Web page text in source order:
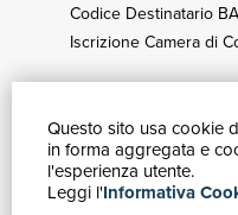
Questo sito usa cookie
in forma aggregata e
l'esperienza utente.
Leggi l'Informativa
Codice Destinatario
Iscrizione Camera di